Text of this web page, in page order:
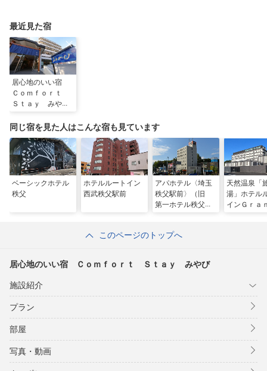
最近見た宿
居心地のいい宿
Ｃｏｍｆｏｒｔ
Ｓｔａｙ みやび
同じ宿を見た人はこんな宿も見ています
ベーシックホテル
秩父
ホテルルートイン
西武秩父駅前
アパホテル〈埼玉
秩父駅前〉（旧
第一ホテル秩父）
天然温泉「
湯」ホテル
インＧｒａ
このページのトップへ
居心地のいい宿 Ｃｏｍｆｏｒｔ Ｓｔａｙ みやび
施設紹介
プラン
部屋
写真・動画